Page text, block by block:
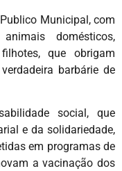
Municipal, com
domésticos,
que obrigam
barbárie de
social, que
e da solidariedade,
em programas de
a vacinação dos